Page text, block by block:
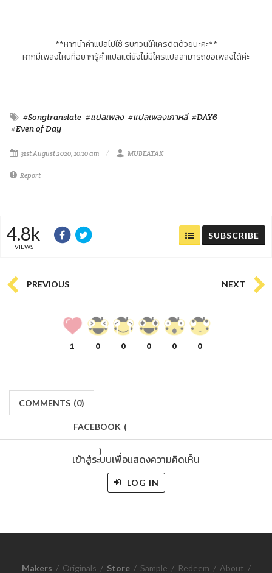
**หากนำคำแปลไปใช้ รบกวนให้เครดิตด้วยนะคะ**
หากมีเพลงไหนที่อยากรู้คำแปลแต่ยังไม่มีใครแปลสามารถขอเพลงได้ค่ะ
#Songtranslate #แปลเพลง #แปลเพลงเกาหลี #DAY6
#Even of Day
31st August 2020, 10:10 am MUBEATAK
Report
4.8k
VIEWS
SUBSCRIBE
PREVIOUS NEXT
1 0 0 0 0 0
COMMENTS (0)
FACEBOOK (
)
เข้าสู่ระบบเพื่อแสดงความคิดเห็น
LOG IN
Makers / Originals / Store / Sample / Redeem / About /